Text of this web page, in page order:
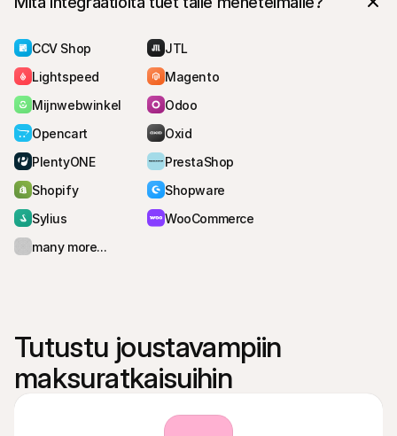
CCV Shop
JTL
Lightspeed
Magento
Mijnwebwinkel
Odoo
Opencart
Oxid
PlentyONE
PrestaShop
Shopify
Shopware
Sylius
WooCommerce
many more...
Tutustu joustavampiin
maksuratkaisuihin